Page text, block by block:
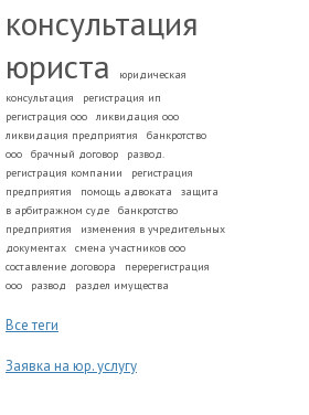
консультация
юриста
юридическая
консультация
регистрация ип
регистрация ооо
ликвидация ооо
ликвидация предприятия
банкротство
ооо
брачный договор
развод.
регистрация компании
регистрация
предприятия
помощь адвоката
защита
в арбитражном суде
банкротство
предприятия
изменения в учредительных
документах
смена участников ооо
составление договора
перерегистрация
ооо
развод раздел имущества
Все теги
Заявка на юр. услугу